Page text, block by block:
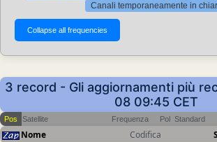
Canali temporaneamente in
3 record - Gli aggiornamenti più
08 09:45 CET
Pos Satellite Frequenza Pol Standard
Nome Codifica